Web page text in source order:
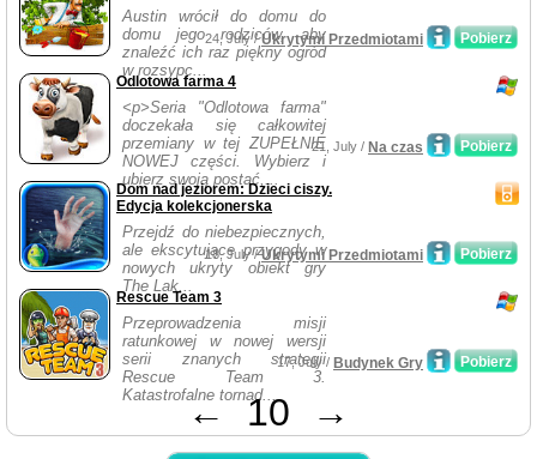
Austin wrócił do domu do
domu jego rodziców, aby
znaleźć ich raz piękny ogród
w rozsypc...
Pobierz
24, July /Ukrytymi Przedmiotami
Odlotowa farma 4
<p>Seria "Odlotowa farma"
doczekała się całkowitej
przemiany w tej ZUPEŁNIE
NOWEJ części. Wybierz i
ubierz swoją postać,...
Pobierz
21, July / Na czas
Dom nad jeziorem: Dzieci ciszy.
Edycja kolekcjonerska
Przejdź do niebezpiecznych,
ale ekscytujące przygody w
nowych ukryty obiekt gry
The Lak...
Pobierz
18, July /Ukrytymi Przedmiotami
Rescue Team 3
Przeprowadzenia misji
ratunkowej w nowej wersji
serii znanych strategii
Rescue Team 3.
Katastrofalne tornad...
Pobierz
17, July / Budynek Gry
← 10 →